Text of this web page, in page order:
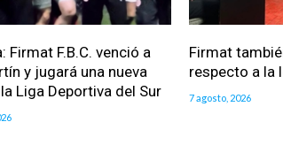
Firmat F.B.C. venció a
y jugará una nueva
Liga Deportiva del Sur
Firmat
respecto a la
7 agosto, 2026